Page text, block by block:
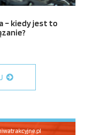
– kiedy jest to